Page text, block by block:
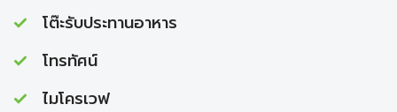
โต๊ะรับประทานอาหาร
โทรทัศน์
ไมโครเวฟ